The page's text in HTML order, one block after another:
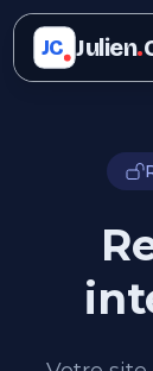
JC Julien.